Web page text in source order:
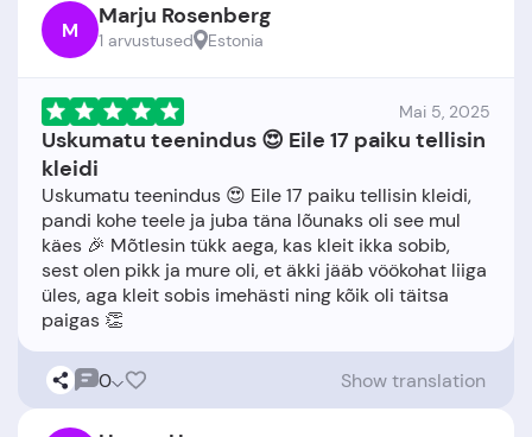
M Marju Rosenberg
1 arvustused Estonia
Mai 5, 2025
Uskumatu teenindus 😍 Eile 17 paiku tellisin
kleidi
Uskumatu teenindus 😍 Eile 17 paiku tellisin kleidi,
pandi kohe teele ja juba täna lõunaks oli see mul
käes 🎉 Mõtlesin tükk aega, kas kleit ikka sobib,
sest olen pikk ja mure oli, et äkki jääb vöökohat liiga
üles, aga kleit sobis imehästi ning kõik oli täitsa
0 Show translation